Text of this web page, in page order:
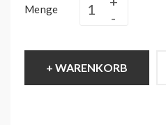
Menge
+ WARENKORB